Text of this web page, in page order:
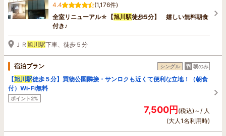
4.4
(1,176件)
全室リニューアル☆【旭川駅徒歩5分】 嬉しい無料朝食
付き♪
ＪＲ 旭川駅下車、徒歩５分
宿泊プラン シングル 朝のみ
【旭川駅徒歩５分】買物公園隣接・サンロクも近くて便利な立地！（朝食
付）Wi-Fi無料
ポイント2%
7,500円(税込)～/ 人
(大人1名利用時)